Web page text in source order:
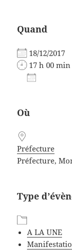
Quand
18/12/2017
17 h 00
Où
Préfecture
Préfecture,
Type
A LA UNE